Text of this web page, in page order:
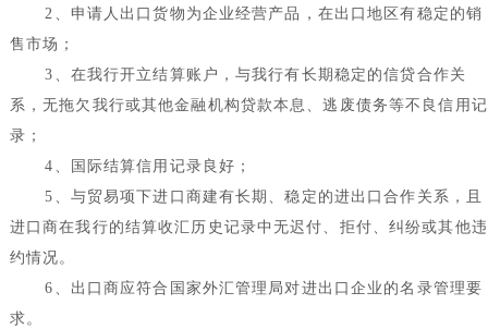
2 、申请人出口货物为企业经营产品，在出口地区有稳定的销
售市场；
3 、在我行开立结算账户，与我行有长期稳定的信贷合作关
系，无拖欠我行或其他金融机构贷款本息、逃废债务等不良信用记
录；
4 、国际结算信用记录良好；
5 、与贸易项下进口商建有长期、稳定的进出口合作关系，且
进口商在我行的结算收汇历史记录中无迟付、拒付、纠纷或其他违
约情况。
6 、出口商应符合国家外汇管理局对进出口企业的名录管理要
求。